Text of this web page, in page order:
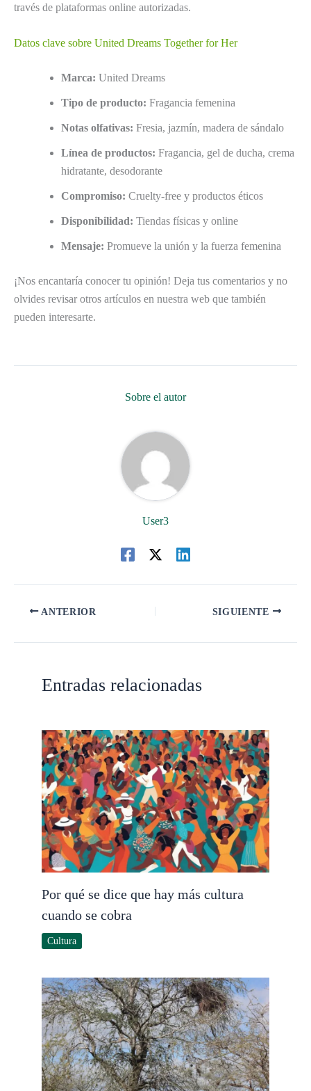
través de plataformas online autorizadas.
Datos clave sobre United Dreams Together for Her
Marca: United Dreams
Tipo de producto: Fragancia femenina
Notas olfativas: Fresia, jazmín, madera de sándalo
Línea de productos: Fragancia, gel de ducha, crema
hidratante, desodorante
Compromiso: Cruelty-free y productos éticos
Disponibilidad: Tiendas físicas y online
Mensaje: Promueve la unión y la fuerza femenina
¡Nos encantaría conocer tu opinión! Deja tus comentarios y no
olvides revisar otros artículos en nuestra web que también
pueden interesarte.
Sobre el autor
User3
ANTERIOR SIGUIENTE
Entradas relacionadas
Por qué se dice que hay más cultura
cuando se cobra
Cultura